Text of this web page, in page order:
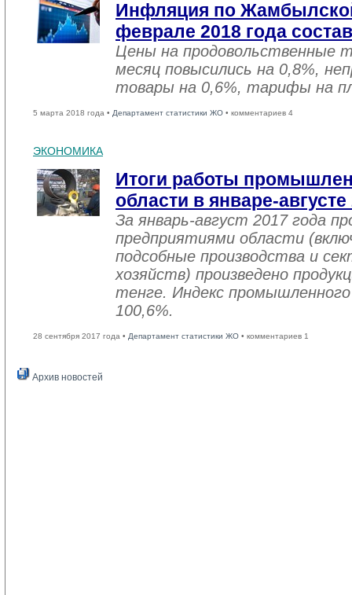
Инфляция по
феврале 2018 года
Цены на продовольственные
месяц повысились на 0,8%,
товары на 0,6%, тарифы на
5 марта 2018 года • Департамент статистики ЖО • комментариев 4
ЭКОНОМИКА
Итоги работы
области в январе-августе
За январь-август 2017 года
предприятиями области
подсобные производства и
хозяйств) произведено
тенге. Индекс
100,6%.
28 сентября 2017 года • Департамент статистики ЖО • комментариев 1
Архив новостей